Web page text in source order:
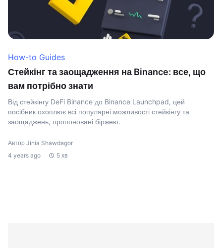
How-to Guides
Стейкінг та заощадження на Binance: все, що
вам потрібно знати
Від стейкінгу DeFi Binance до Binance Launchpad, цей
посібник охоплює всі популярні можливості стейкінгу та
заощаджень, пропоновані біржею.
Автор Jinia Shawdagor
4 years ago
5 хв